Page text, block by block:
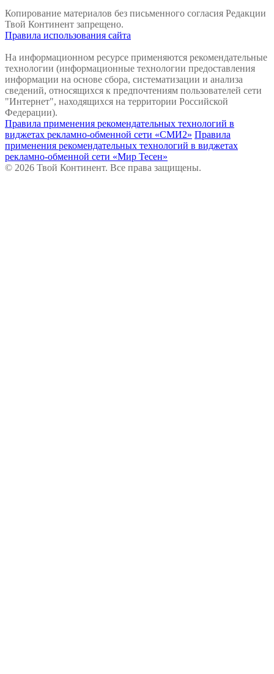
Копирование материалов без письменного согласия Редакции
Твой Континент запрещено.
Правила использования сайта
На информационном ресурсе применяются рекомендательные
технологии (информационные технологии предоставления
информации на основе сбора, систематизации и анализа
сведений, относящихся к предпочтениям пользователей сети
"Интернет", находящихся на территории Российской
Федерации).
Правила применения рекомендательных технологий в
виджетах рекламно-обменной сети «СМИ2» Правила
применения рекомендательных технологий в виджетах
рекламно-обменной сети «Мир Тесен»
© 2026 Твой Континент. Все права защищены.